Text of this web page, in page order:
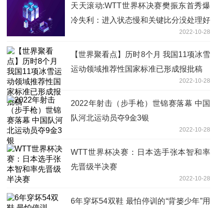
天天滚动:WTT世界杯决赛樊振东首秀爆
冷失利：进入状态慢和关键比分没处理好
2022-10-28
【世界聚看点】历时8个月 我国11项冰雪
运动领域推荐性国家标准已形成报批稿
2022-10-28
2022年射击（步手枪）世锦赛落幕 中国
队河北运动员夺9金3银
2022-10-28
WTT世界杯决赛：日本选手张本智和率
先晋级半决赛
2022-10-28
6年穿坏54双鞋 最怕停训的“背篓少年”用